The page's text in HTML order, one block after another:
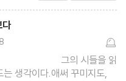
다
⠀그의 시들을 읽
생각이다.애써 꾸미지도,